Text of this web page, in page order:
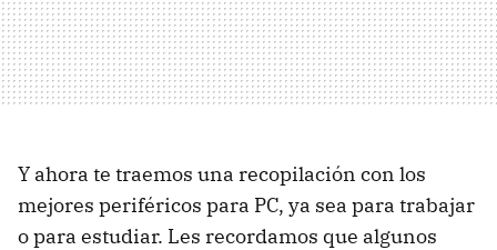
Y ahora te traemos una recopilación con los
mejores periféricos para PC, ya sea para trabajar
o para estudiar. Les recordamos que algunos